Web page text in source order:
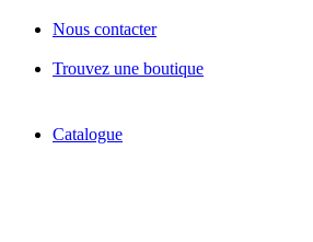
Nous contacter
Trouvez une boutique
Catalogue